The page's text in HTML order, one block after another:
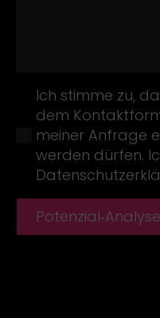
werden dürfen.